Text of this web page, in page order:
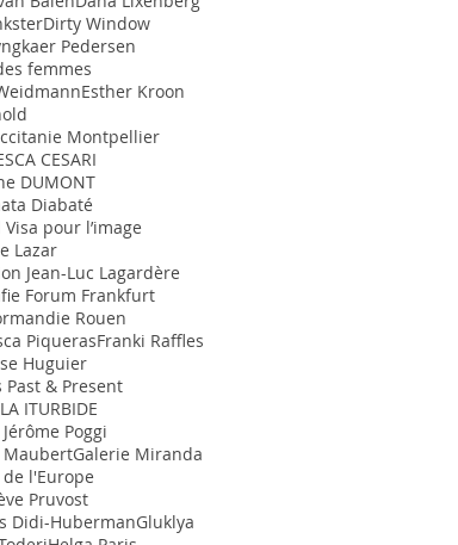
Dirty Window
Pedersen
femmes
Esther Kroon
Montpellier
CESARI
DUMONT
Diabaté
Visa pour l’image
Lazar
Jean-Luc Lagardère
Forum Frankfurt
Rouen
PiquerasFranki Raffles
Huguier
Past & Present
ITURBIDE
Poggi
MaubertGalerie Miranda
l'Europe
Pruvost
Didi-HubermanGluklya